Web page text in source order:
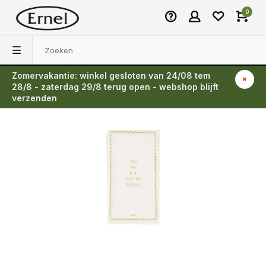
0
Zomervakantie: winkel gesloten van 24/08 tem
28/8 - zaterdag 29/8 terug open - webshop blijft
verzenden
Terug